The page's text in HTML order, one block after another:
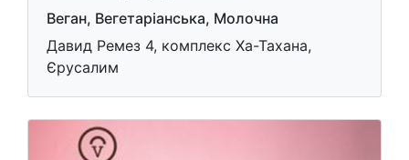
Веган, Вегетаріанська, Молочна
Давид Ремез 4, комплекс Ха-Тахана,
Єрусалим